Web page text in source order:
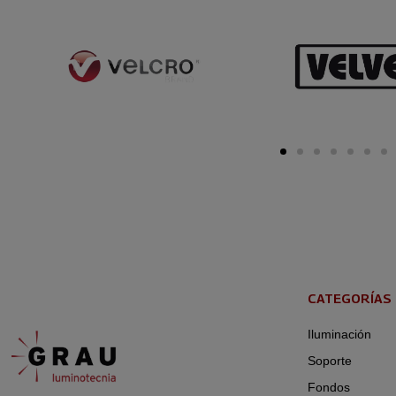
CATEGORÍAS
Iluminación
Soporte
Fondos